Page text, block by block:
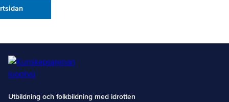
Utbildning och folkbildning med idrotten